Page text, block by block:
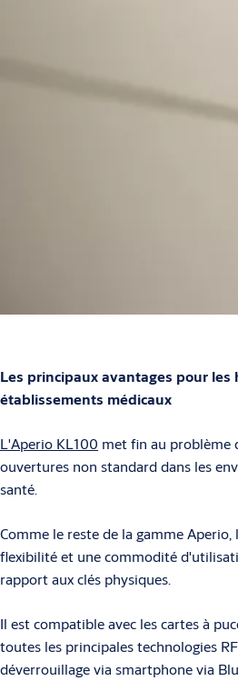
Les principaux avantages pour
établissements médicaux
L'Aperio KL100 met fin au problème
ouvertures non standard dans les
santé.
Comme le reste de la gamme
flexibilité et une commodité
rapport aux clés physiques.
Il est compatible avec les cartes à
toutes les principales technologies
déverrouillage via smartphone via